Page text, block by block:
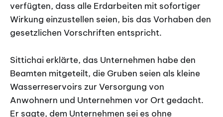
verfügten, dass alle Erdarbeiten mit sofortiger
Wirkung einzustellen seien, bis das Vorhaben den
gesetzlichen Vorschriften entspricht.
Sittichai erklärte, das Unternehmen habe den
Beamten mitgeteilt, die Gruben seien als kleine
Wasserreservoirs zur Versorgung von
Anwohnern und Unternehmen vor Ort gedacht.
Er sagte, dem Unternehmen sei es ohne